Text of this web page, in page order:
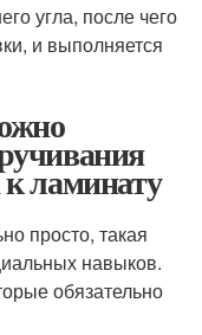
угла, после чего
и выполняется
к ламинату
просто, такая
навыков.
обязательно